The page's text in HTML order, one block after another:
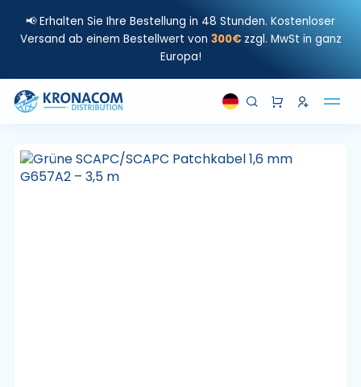
📢 Erhalten Sie Ihre Bestellung in 48 Stunden. Kostenloser
Versand ab einem Bestellwert von 300€ zzgl. MwSt in ganz
Europa!